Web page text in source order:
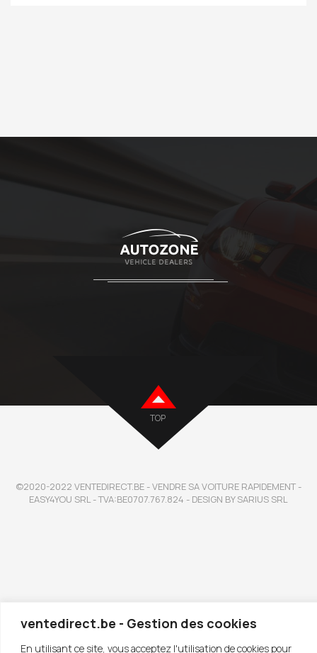
ventedirect.be - Gestion des cookies
En utilisant ce site, vous acceptez l'utilisation de cookies pour
TOP
©2020-2022 VENTEDIRECT.BE - VENDRE SA VOITURE RAPIDEMENT -
EASY4YOU SRL - TVA:BE0707.767.824 - DESIGN BY SARIUS SRL